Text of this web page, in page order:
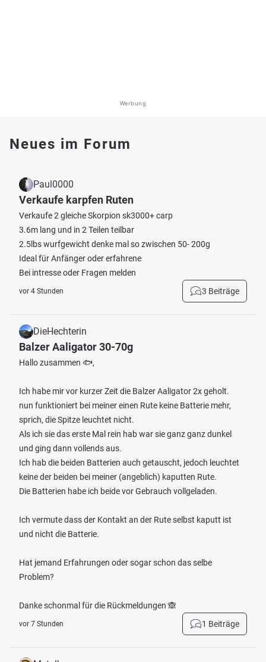
Werbung
Neues im Forum
Paul0000
Verkaufe karpfen Ruten
Verkaufe 2 gleiche Skorpion sk3000+ carp
3.6m lang und in 2 Teilen teilbar
2.5lbs wurfgewicht denke mal so zwischen 50- 200g
Ideal für Anfänger oder erfahrene
Bei intresse oder Fragen melden
vor 4 Stunden 3 Beiträge
DieHechterin
Balzer Aaligator 30-70g
Hallo zusammen 🐟,
Ich habe mir vor kurzer Zeit die Balzer Aaligator 2x geholt.
nun funktioniert bei meiner einen Rute keine Batterie mehr,
sprich, die Spitze leuchtet nicht.
Als ich sie das erste Mal rein hab war sie ganz ganz dunkel
und ging dann vollends aus.
Ich hab die beiden Batterien auch getauscht, jedoch leuchtet
keine der beiden bei meiner (angeblich) kaputten Rute.
Die Batterien habe ich beide vor Gebrauch vollgeladen.
Ich vermute dass der Kontakt an der Rute selbst kaputt ist
und nicht die Batterie.
Hat jemand Erfahrungen oder sogar schon das selbe
Problem?
Danke schonmal für die Rückmeldungen 🙈
vor 7 Stunden 1 Beiträge